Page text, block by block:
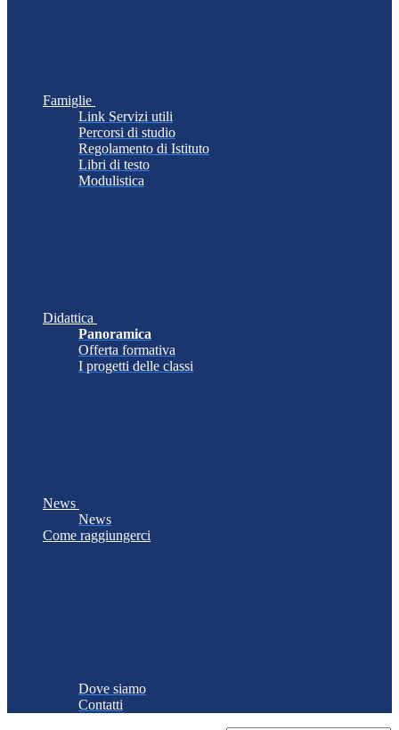
Famiglie
Link Servizi utili
Percorsi di studio
Regolamento di Istituto
Libri di testo
Modulistica
Didattica
Panoramica
Offerta formativa
I progetti delle classi
News
News
Come raggiungerci
Dove siamo
Contatti